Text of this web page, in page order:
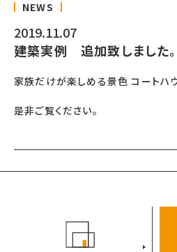
NEWS
2019.11.07
建築実例 追加致しました。
家族だけが楽しめる景色 コートハ
是非ご覧ください。